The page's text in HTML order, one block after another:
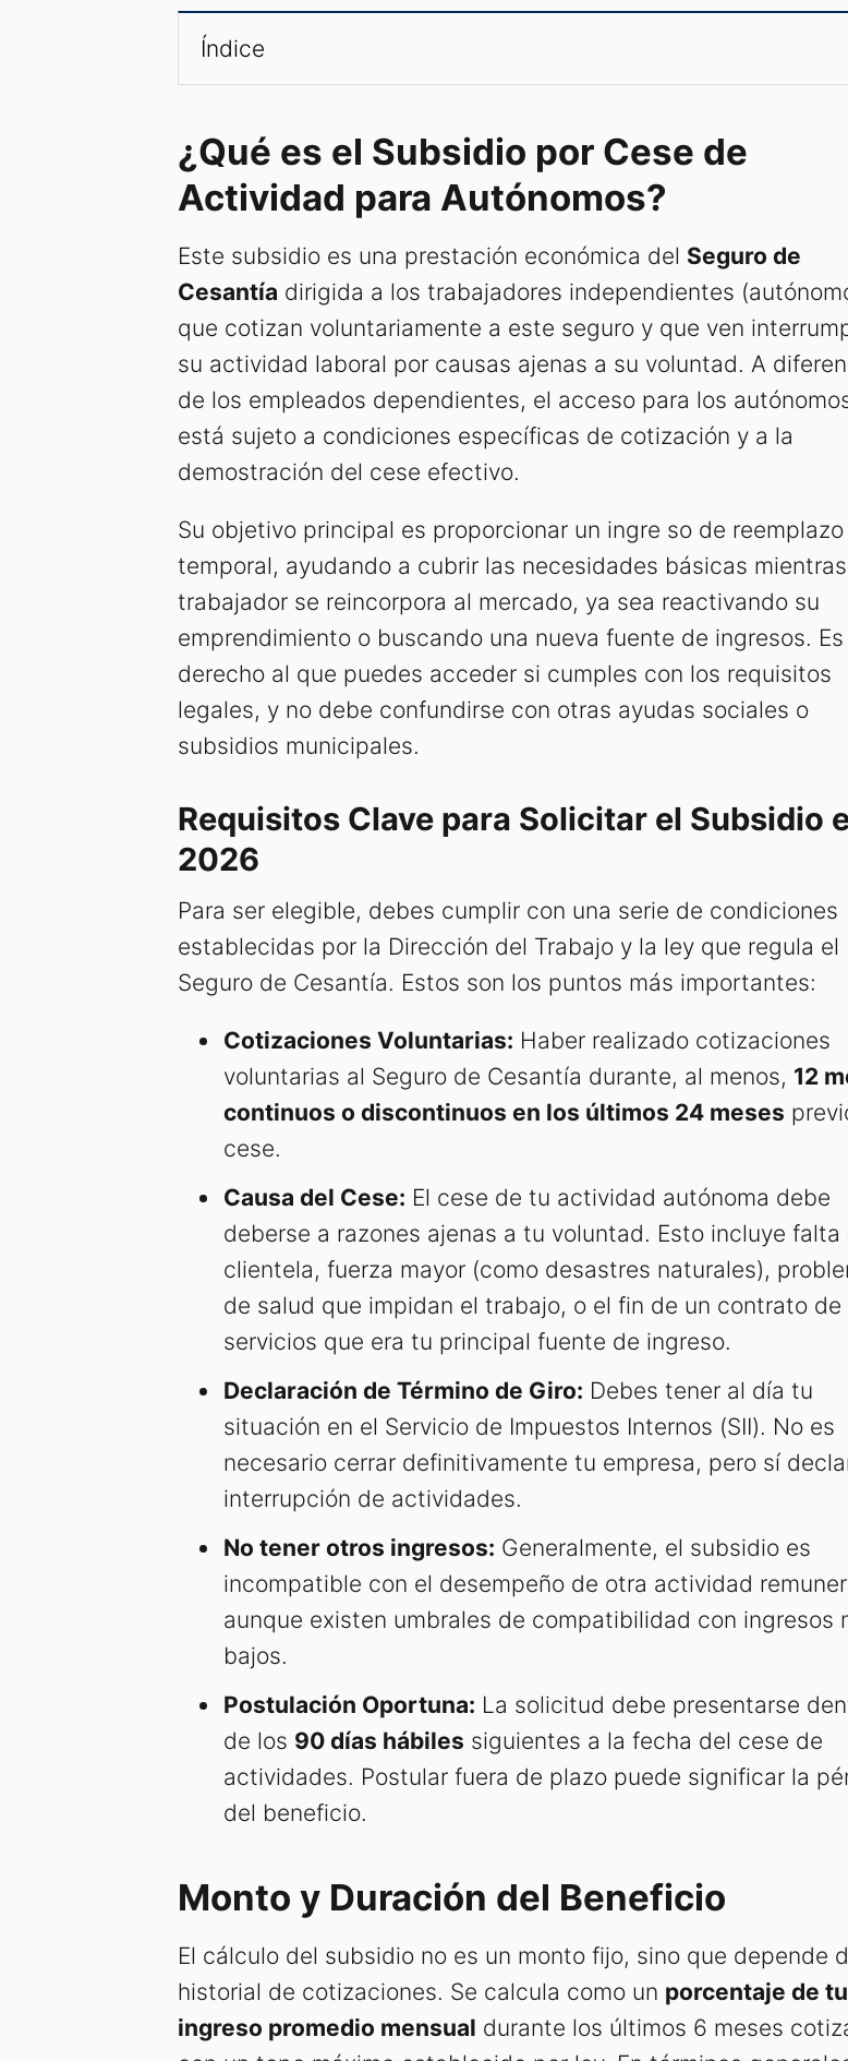
Índice
¿Qué es el Subsidio por Cese de
Actividad para Autónomos?
Este subsidio es una prestación económica del Seguro de
Cesantía dirigida a los trabajadores independientes
que cotizan voluntariamente a este seguro y que ven
su actividad laboral por causas ajenas a su voluntad. A
de los empleados dependientes, el acceso para los
está sujeto a condiciones específicas de cotización y a la
demostración del cese efectivo.
Su objetivo principal es proporcionar un ingre so de reemplazo
temporal, ayudando a cubrir las necesidades básicas
trabajador se reincorpora al mercado, ya sea reactivando su
emprendimiento o buscando una nueva fuente de ingresos. Es
derecho al que puedes acceder si cumples con los requisitos
legales, y no debe confundirse con otras ayudas sociales o
subsidios municipales.
Requisitos Clave para Solicitar el Subsidio
2026
Para ser elegible, debes cumplir con una serie de condiciones
establecidas por la Dirección del Trabajo y la ley que regula el
Seguro de Cesantía. Estos son los puntos más importantes:
Cotizaciones Voluntarias: Haber realizado cotizaciones
voluntarias al Seguro de Cesantía durante, al menos, 12
continuos o discontinuos en los últimos 24 meses
cese.
Causa del Cese: El cese de tu actividad autónoma debe
deberse a razones ajenas a tu voluntad. Esto incluye falta
clientela, fuerza mayor (como desastres naturales),
de salud que impidan el trabajo, o el fin de un contrato de
servicios que era tu principal fuente de ingreso.
Declaración de Término de Giro: Debes tener al día tu
situación en el Servicio de Impuestos Internos (SII). No es
necesario cerrar definitivamente tu empresa, pero sí
interrupción de actividades.
No tener otros ingresos: Generalmente, el subsidio es
incompatible con el desempeño de otra actividad
aunque existen umbrales de compatibilidad con ingresos
bajos.
Postulación Oportuna: La solicitud debe presentarse
de los 90 días hábiles siguientes a la fecha del cese de
actividades. Postular fuera de plazo puede significar la
del beneficio.
Monto y Duración del Beneficio
El cálculo del subsidio no es un monto fijo, sino que depende
historial de cotizaciones. Se calcula como un porcentaje de tu
ingreso promedio mensual durante los últimos 6 meses